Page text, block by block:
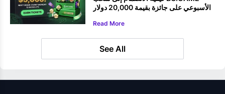
الأسبوعي على جائزة بقيمة 20,000 دولار
Read More
See All